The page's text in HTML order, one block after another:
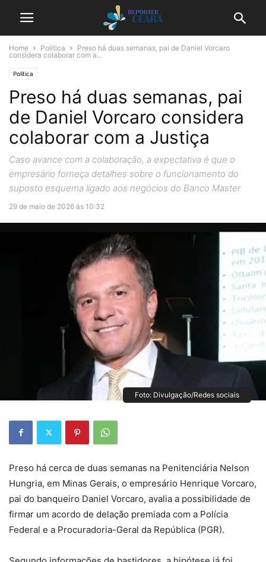
Home Política
Preso há duas semanas, pai de Daniel Vorcaro
considera colaborar com a...
Política
Preso há duas semanas, pai
de Daniel Vorcaro considera
colaborar com a Justiça
Caso avance com a colaboração, a expectativa é que o
empresário forneça detalhes sobre o funcionamento do
suposto esquema ligado aos negócios do Banco Master
29 de maio de 2026 às 10:32
Foto: Divulgação/Redes sociais
Preso há cerca de duas semanas na Penitenciária Nelson
Hungria, em Minas Gerais, o empresário Henrique Vorcaro,
pai do banqueiro Daniel Vorcaro, avalia a possibilidade de
firmar um acordo de delação premiada com a Polícia
Federal e a Procuradoria-Geral da República (PGR).